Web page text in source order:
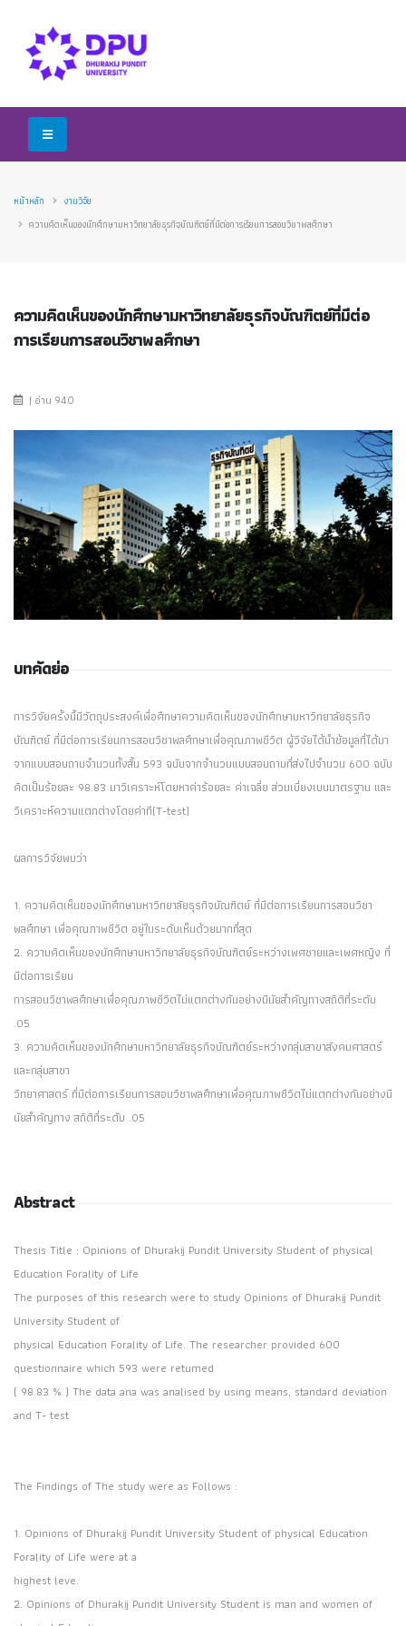
หน้าหลัก
งานวิจัย
ความคิดเห็นของนักศึกษามหาวิทยาลัยธุรกิจบัณฑิตย์ที่มีต่อการเรียนการสอนวิชาพลศึกษา
ความคิดเห็นของนักศึกษามหาวิทยาลัยธุรกิจบัณฑิตย์ที่มีต่อ
การเรียนการสอนวิชาพลศึกษา
| อ่าน 940
บทคัดย่อ
การวิจัยครั้งนี้มีวัตถุประสงค์เพื่อศึกษาความคิดเห็นของนักศึกษามหาวิทยาลัยธุรกิจ
บัณฑิตย์ ที่มีต่อการเรียนการสอนวิชาพลศึกษาเพื่อคุณภาพชีวิต ผู้วิจัยได้นำข้อมูลที่ได้มา
จากแบบสอบถามจำนวนทั้งสิ้น 593 ฉบับจากจำนวนแบบสอบถามที่ส่งไปจำนวน 600 ฉบับ
คิดเป็นร้อยละ 98.83 มาวิเคราะห์โดยหาค่าร้อยละ ค่าเฉลี่ย ส่วนเบี่ยงเบนมาตรฐาน และ
วิเคราะห์ความแตกต่างโดยค่าที(T-test)
ผลการวิจัยพบว่า
1. ความคิดเห็นของนักศึกษามหาวิทยาลัยธุรกิจบัณฑิตย์ ที่มีต่อการเรียนการสอนวิชา
พลศึกษา เพื่อคุณภาพชีวิต อยู่ในระดับเห็นด้วยมากที่สุด
2. ความคิดเห็นของนักศึกษามหาวิทยาลัยธุรกิจบัณฑิตย์ระหว่างเพศชายและเพศหญิง ที่
มีต่อการเรียน
การสอนวิชาพลศึกษาเพื่อคุณภาพชีวิตไม่แตกต่างกันอย่างมีนัยสำคัญทางสถิติที่ระดับ
.05
3. ความคิดเห็นของนักศึกษามหาวิทยาลัยธุรกิจบัณฑิตย์ระหว่างกลุ่มสาขาสังคมศาสตร์
และกลุ่มสาขา
วิทยาศาสตร์ ที่มีต่อการเรียนการสอนวิชาพลศึกษาเพื่อคุณภาพชีวิตไม่แตกต่างกันอย่างมี
นัยสำคัญทาง สถิติที่ระดับ .05
Abstract
Thesis Title : Opinions of Dhurakij Pundit University Student of physical
Education Forality of Life
The purposes of this research were to study Opinions of Dhurakij Pundit
University Student of
physical Education Forality of Life. The researcher provided 600
questionnaire which 593 were retumed
( 98.83 % ) The data ana was analised by using means, standard deviation
and T- test
The Findings of The study were as Follows :
1. Opinions of Dhurakij Pundit University Student of physical Education
Forality of Life were at a
highest leve.
2. Opinions of Dhurakij Pundit University Student is man and women of